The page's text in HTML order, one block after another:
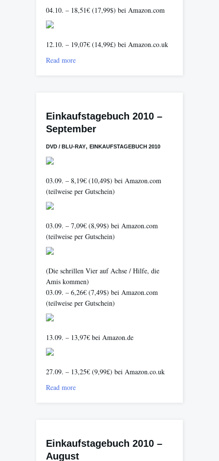
04.10. – 18,51€ (17,99$) bei Amazon.com
12.10. – 19,07€ (14,99£) bei Amazon.co.uk
Read more
Einkaufstagebuch 2010 –
September
DVD / BLU-RAY, EINKAUFSTAGEBUCH 2010
03.09. – 8,19€ (10,49$) bei Amazon.com
(teilweise per Gutschein)
03.09. – 7,09€ (8,99$) bei Amazon.com
(teilweise per Gutschein)
(Die schrillen Vier auf Achse / Hilfe, die
Amis kommen)
03.09. – 6,26€ (7,49$) bei Amazon.com
(teilweise per Gutschein)
13.09. – 13,97€ bei Amazon.de
27.09. – 13,25€ (9,99£) bei Amazon.co.uk
Read more
Einkaufstagebuch 2010 –
August